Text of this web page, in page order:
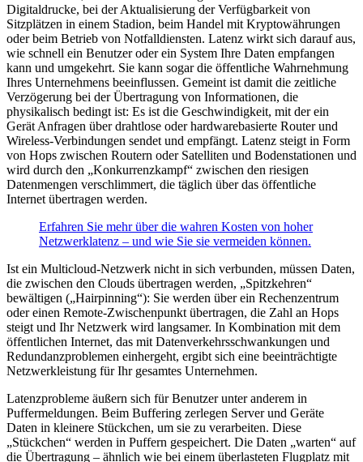
Digitaldrucke, bei der Aktualisierung der Verfügbarkeit von
Sitzplätzen in einem Stadion, beim Handel mit Kryptowährungen
oder beim Betrieb von Notfalldiensten. Latenz wirkt sich darauf aus,
wie schnell ein Benutzer oder ein System Ihre Daten empfangen
kann und umgekehrt. Sie kann sogar die öffentliche Wahrnehmung
Ihres Unternehmens beeinflussen. Gemeint ist damit die zeitliche
Verzögerung bei der Übertragung von Informationen, die
physikalisch bedingt ist: Es ist die Geschwindigkeit, mit der ein
Gerät Anfragen über drahtlose oder hardwarebasierte Router und
Wireless-Verbindungen sendet und empfängt. Latenz steigt in Form
von Hops zwischen Routern oder Satelliten und Bodenstationen und
wird durch den „Konkurrenzkampf“ zwischen den riesigen
Datenmengen verschlimmert, die täglich über das öffentliche
Internet übertragen werden.
Erfahren Sie mehr über die wahren Kosten von hoher
Netzwerklatenz – und wie Sie sie vermeiden können.
Ist ein Multicloud-Netzwerk nicht in sich verbunden, müssen Daten,
die zwischen den Clouds übertragen werden, „Spitzkehren“
bewältigen („Hairpinning“): Sie werden über ein Rechenzentrum
oder einen Remote-Zwischenpunkt übertragen, die Zahl an Hops
steigt und Ihr Netzwerk wird langsamer. In Kombination mit dem
öffentlichen Internet, das mit Datenverkehrsschwankungen und
Redundanzproblemen einhergeht, ergibt sich eine beeinträchtigte
Netzwerkleistung für Ihr gesamtes Unternehmen.
Latenzprobleme äußern sich für Benutzer unter anderem in
Puffermeldungen. Beim Buffering zerlegen Server und Geräte
Daten in kleinere Stückchen, um sie zu verarbeiten. Diese
„Stückchen“ werden in Puffern gespeichert. Die Daten „warten“ auf
die Übertragung – ähnlich wie bei einem überlasteten Flugplatz mit